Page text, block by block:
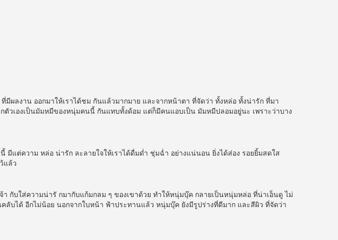
ที่มีผลงาน ออกมาให้เราได้ชม กันแล้วมากมาย และจากหน้าตา ที่จัดว่า ทั้งหล่อ ทั้งน่ารัก ที่มา
วเองเป็นมัมหมีของหนุ่มคนนี้ กันแทบทั้งด้อม แต่ก็มีคนแอบเป็น มัมหมีปลอมอยู่นะ เพราะว่าบาง
นี้ มีแต่ความ หล่อ น่ารัก ละลายใจให้เราได้ดื่มด่ำ ชุ่มฉ่ำ อย่างแน่นอน ยิ่งได้ส่อง รอยยิ้มสดใส
แล้ว
กับใส่ความน่ารั กมากับแก้มกลม ๆ ของเขาด้วย ทำให้หนุ่มบุ๊ค กลายเป็นหนุ่มหล่อ ที่น่าเอ็นดู ไม่
ลับได้ อีกไม่น้อย นอกจากใบหน้า ฟ้าประทานแล้ว หนุ่มบุ๊ค ยังมีรูปร่างที่ดีมาก และสีผิว ที่จัดว่า